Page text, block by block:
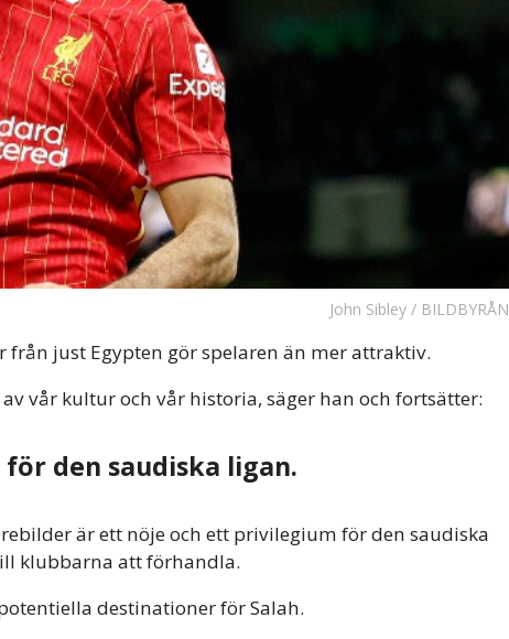
John Sibley / BILDBYRÅN
just Egypten gör spelaren än mer attraktiv.
vår kultur och vår historia, säger han och fortsätter:
den saudiska ligan.
är ett nöje och ett privilegium för den saudiska
klubbarna att förhandla.
destinationer för Salah.